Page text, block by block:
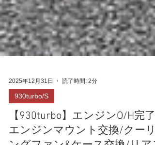
2025年12月31日
930turbo/S
【930turbo】エンジンO/H完了/